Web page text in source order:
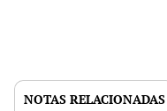
NOTAS RELACIONADAS